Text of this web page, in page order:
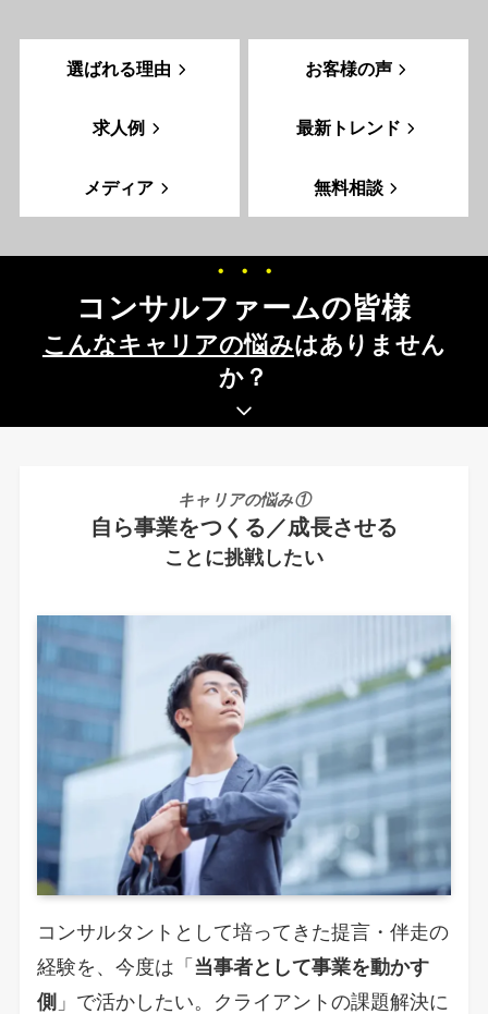
選ばれる理由 お客様の声
求人例 最新トレンド
メディア 無料相談
・・・
コンサルファームの皆様
こんなキャリアの悩みはありません
か？
キャリアの悩み①
自ら事業をつくる／成長させる
ことに挑戦したい
コンサルタントとして培ってきた提言・伴走の
経験を、今度は「 当事者として事業を動かす
側 」で活かしたい。クライアントの課題解決に